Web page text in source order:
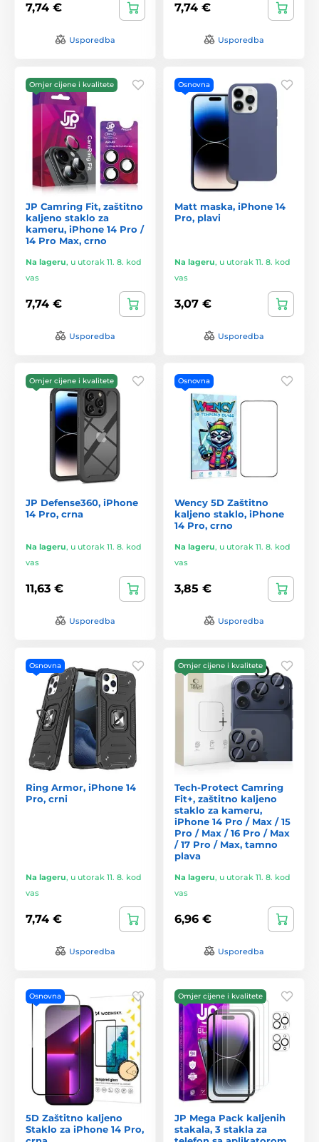
7,74 €
Usporedba
7,74 €
Usporedba
Omjer cijene i kvalitete
JP Camring Fit, zaštitno
kaljeno staklo za
kameru, iPhone 14 Pro /
14 Pro Max, crno
Na lageru, u utorak 11. 8. kod
vas
7,74 €
Usporedba
Osnovna
Matt maska, iPhone 14
Pro, plavi
Na lageru, u utorak 11. 8. kod
vas
3,07 €
Usporedba
Omjer cijene i kvalitete
JP Defense360, iPhone
14 Pro, crna
Na lageru, u utorak 11. 8. kod
vas
11,63 €
Usporedba
Osnovna
Wency 5D Zaštitno
kaljeno staklo, iPhone
14 Pro, crno
Na lageru, u utorak 11. 8. kod
vas
3,85 €
Usporedba
Osnovna
Ring Armor, iPhone 14
Pro, crni
Na lageru, u utorak 11. 8. kod
vas
7,74 €
Usporedba
Omjer cijene i kvalitete
Tech-Protect Camring
Fit+, zaštitno kaljeno
staklo za kameru,
iPhone 14 Pro / Max / 15
Pro / Max / 16 Pro / Max
/ 17 Pro / Max, tamno
plava
Na lageru, u utorak 11. 8. kod
vas
6,96 €
Usporedba
Osnovna
5D Zaštitno kaljeno
Staklo za iPhone 14 Pro,
Omjer cijene i kvalitete
JP Mega Pack kaljenih
stakala, 3 stakla za